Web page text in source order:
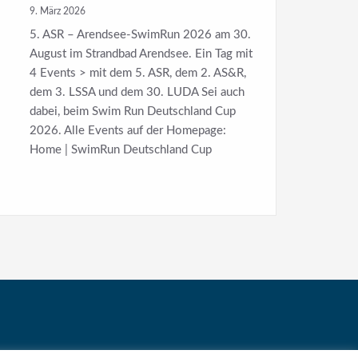
2026
9. März 2026
5. ASR – Arendsee-SwimRun 2026 am 30.
August im Strandbad Arendsee. Ein Tag mit
4 Events > mit dem 5. ASR, dem 2. AS&R,
dem 3. LSSA und dem 30. LUDA Sei auch
dabei, beim Swim Run Deutschland Cup
2026. Alle Events auf der Homepage:
Home | SwimRun Deutschland Cup